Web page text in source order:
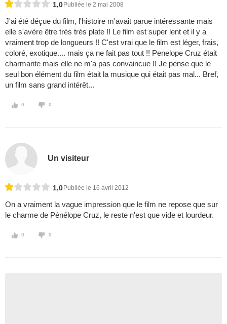
1,0 Publiée le 2 mai 2008
J'ai été déçue du film, l'histoire m'avait parue intéressante mais
elle s'avère être très très plate !! Le film est super lent et il y a
vraiment trop de longueurs !! C'est vrai que le film est léger, frais,
coloré, exotique.... mais ça ne fait pas tout !! Penelope Cruz était
charmante mais elle ne m'a pas convaincue !! Je pense que le
seul bon élément du film était la musique qui était pas mal... Bref,
un film sans grand intérêt...
0 0
Un visiteur
1,0 Publiée le 16 avril 2012
On a vraiment la vague impression que le film ne repose que sur
le charme de Pénélope Cruz, le reste n'est que vide et lourdeur.
0 0